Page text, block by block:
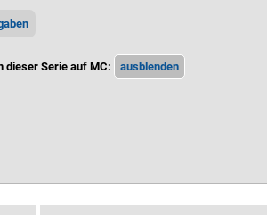
dieser Serie auf MC: